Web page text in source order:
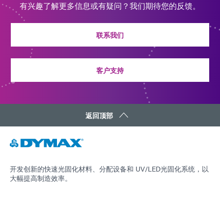
技术公告：辐射计校准计划（EN）
有兴趣了解更多信息或有疑问？我们期待您的反馈。
联系我们
客户支持
返回顶部
开发创新的快速光固化材料、分配设备和 UV/LED光固化系统，以
大幅提高制造效率。